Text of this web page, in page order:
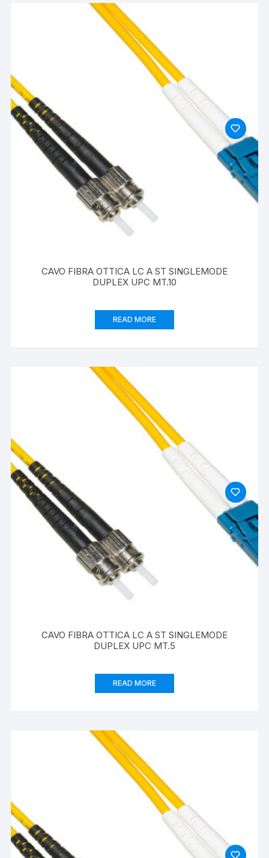
CAVO FIBRA OTTICA LC A ST SINGLEMODE
DUPLEX UPC MT.10
READ MORE
CAVO FIBRA OTTICA LC A ST SINGLEMODE
DUPLEX UPC MT.5
READ MORE